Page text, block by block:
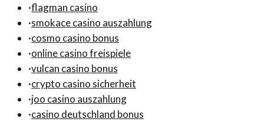
·flagman casino
·smokace casino auszahlung
·cosmo casino bonus
·online casino freispiele
·vulcan casino bonus
·crypto casino sicherheit
·joo casino auszahlung
·casino deutschland bonus